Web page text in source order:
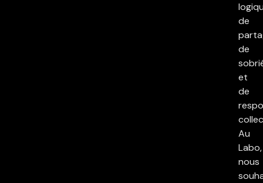
de
de
et
de
Au
Labo,
nous